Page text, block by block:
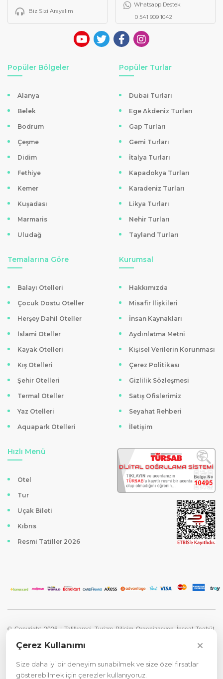
Biz Sizi Arayalım
Whatsapp Destek
0 541 909 1042
Popüler Bölgeler
Alanya
Belek
Bodrum
Çeşme
Didim
Fethiye
Kemer
Kuşadası
Marmaris
Uludağ
Popüler Turlar
Dubai Turları
Ege Akdeniz Turları
Gap Turları
Gemi Turları
İtalya Turları
Kapadokya Turları
Karadeniz Turları
Likya Turları
Nehir Turları
Tayland Turları
Temalarına Göre
Balayı Otelleri
Çocuk Dostu Oteller
Herşey Dahil Oteller
İslami Oteller
Kayak Otelleri
Kış Otelleri
Şehir Otelleri
Termal Oteller
Yaz Otelleri
Aquapark Otelleri
Kurumsal
Hakkımızda
Misafir İlişkileri
İnsan Kaynakları
Aydınlatma Metni
Kişisel Verilerin Korunması
Çerez Politikası
Gizlilik Sözleşmesi
Satış Ofislerimiz
Seyahat Rehberi
İletişim
Hızlı Menü
Otel
Tur
Uçak Bileti
Kıbrıs
Resmi Tatiller 2026
© Copyright 2026 | Tatilkaresi Turizm Bilişim Organizasyon İnşaat Taahüt
LTD. ŞTİ. Bütün hakları saklıdır. Site
Gizlilik Sözleşmesi
Çerez Kullanımı
Size daha iyi bir deneyim sunabilmek ve size özel fırsatlar
gösterebilmek için çerezler kullanıyoruz.